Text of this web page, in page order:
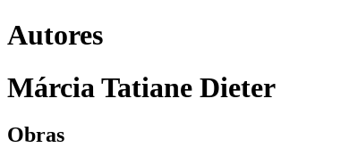
Autores
Márcia Tatiane Dieter
Obras